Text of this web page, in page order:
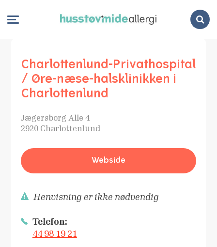
Charlottenlund-Privathospital
/ Øre-næse-halsklinikken i
Charlottenlund
Jægersborg Alle 4
2920 Charlottenlund
Webside
Henvisning er ikke nødvendig
Telefon:
44 98 19 21